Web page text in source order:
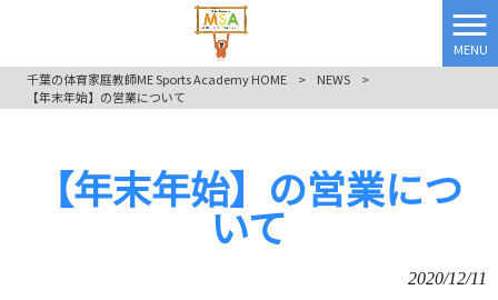
MENU
千葉の体育家庭教師ME Sports Academy HOME
> NEWS
>
【年末年始】の営業について
【年末年始】の営業につ
いて
2020/12/11